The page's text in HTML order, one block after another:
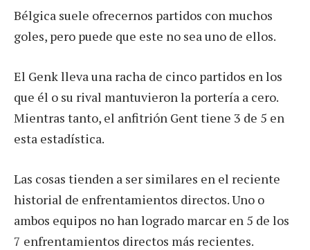
Bélgica suele ofrecernos partidos con muchos
goles, pero puede que este no sea uno de ellos.
El Genk lleva una racha de cinco partidos en los
que él o su rival mantuvieron la portería a cero.
Mientras tanto, el anfitrión Gent tiene 3 de 5 en
esta estadística.
Las cosas tienden a ser similares en el reciente
historial de enfrentamientos directos. Uno o
ambos equipos no han logrado marcar en 5 de los
7 enfrentamientos directos más recientes.